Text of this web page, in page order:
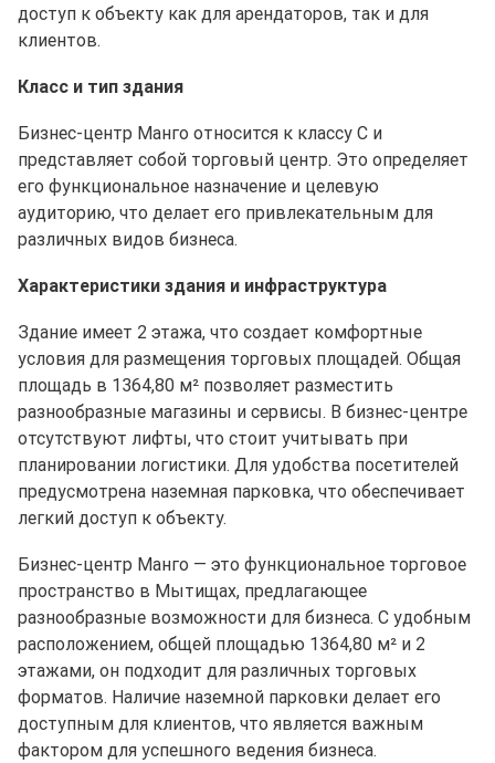
доступ к объекту как для арендаторов, так и для
клиентов.
Класс и тип здания
Бизнес-центр Манго относится к классу C и
представляет собой торговый центр. Это определяет
его функциональное назначение и целевую
аудиторию, что делает его привлекательным для
различных видов бизнеса.
Характеристики здания и инфраструктура
Здание имеет 2 этажа, что создает комфортные
условия для размещения торговых площадей. Общая
площадь в 1364,80 м² позволяет разместить
разнообразные магазины и сервисы. В бизнес-центре
отсутствуют лифты, что стоит учитывать при
планировании логистики. Для удобства посетителей
предусмотрена наземная парковка, что обеспечивает
легкий доступ к объекту.
Бизнес-центр Манго — это функциональное торговое
пространство в Мытищах, предлагающее
разнообразные возможности для бизнеса. С удобным
расположением, общей площадью 1364,80 м² и 2
этажами, он подходит для различных торговых
форматов. Наличие наземной парковки делает его
доступным для клиентов, что является важным
фактором для успешного ведения бизнеса.